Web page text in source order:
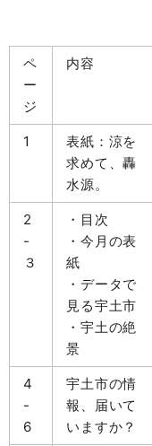
ペ
ー
ジ
内容
1
表紙：涼を
求めて、轟
水源。
2
-
３
・目次
・今月の表
紙
・データで
見る宇土市
・宇土の絶
景
4
-
6
宇土市の情
報、届いて
いますか？